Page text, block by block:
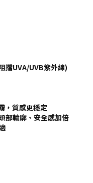
擋UVA/UVB紫外線)
，質感更穩定
部輪廓、安全感加倍